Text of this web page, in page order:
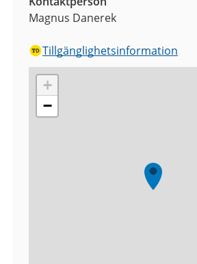
Magnus Danerek
Tillgänglighetsinformation
+
−